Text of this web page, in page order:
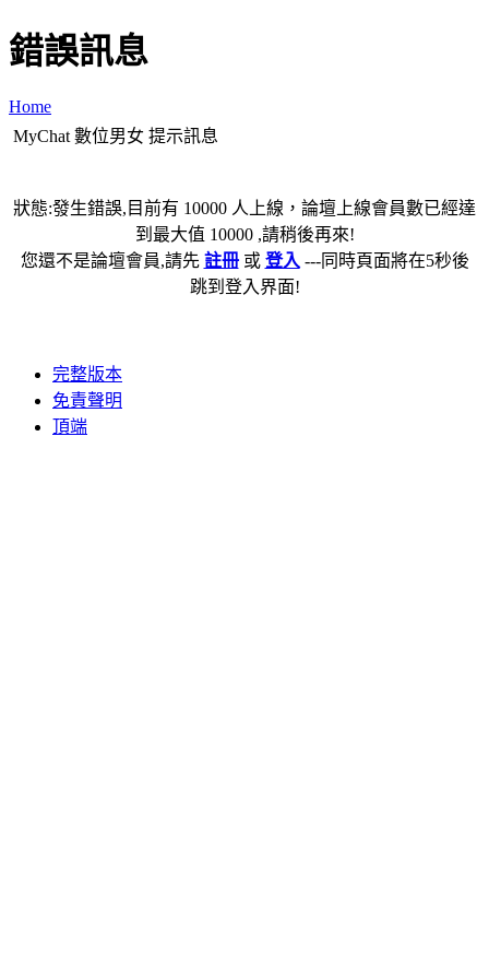
錯誤訊息
Home
MyChat 數位男女 提示訊息
狀態:發生錯誤,目前有 10000 人上線，論壇上線會員數已經達
到最大值 10000 ,請稍後再來!
您還不是論壇會員,請先 註冊或 登入 ---同時頁面將在5秒後
跳到登入界面!
完整版本
免責聲明
頂端